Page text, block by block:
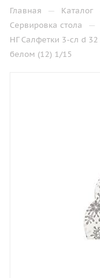
Главная — Каталог
Сервировка стола —
НГ Салфетки 3-сл d
белом (12) 1/15